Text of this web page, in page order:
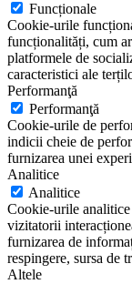
Funcționale
Cookie-urile
funcționalități, cum
platformele de
caracteristici ale
Performanţă
Performanţă
Cookie-urile de
indicii cheie de
furnizarea unei
Analitice
Analitice
Cookie-urile
vizitatorii
furnizarea de
respingere, sursa de
Altele